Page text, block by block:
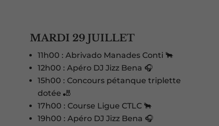
MARDI 29 JUILLET
11h00 : Abrivado Manades Conti 🐂
12h00 : Apéro DJ Jizz Bena 🎧
15h00 : Concours pétanque triplette
dotée 🎳
17h00 : Course Ligue CTLC 🐂
19h00 : Apéro DJ Jizz Bena 🎧